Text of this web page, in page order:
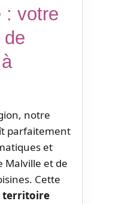
: votre
de
notre
parfaitement
et
Malville et de
Cette
territoire